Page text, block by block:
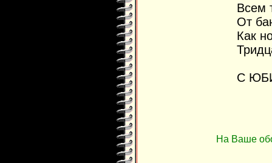
Всем
От
Как
С
На Ваше